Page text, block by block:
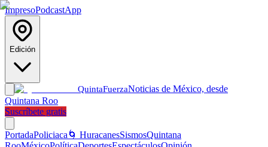
ImpresoPodcastApp
Edición
QuintaFuerzaNoticias de México, desde
Quintana Roo
Suscríbete gratis
PortadaPoliciaca 🌀 HuracanesSismosQuintana